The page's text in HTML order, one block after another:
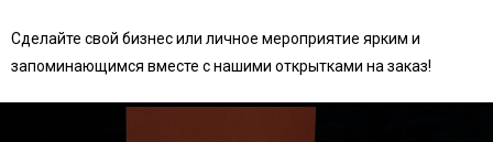
Сделайте свой бизнес или личное мероприятие ярким и
запоминающимся вместе с нашими открытками на заказ!